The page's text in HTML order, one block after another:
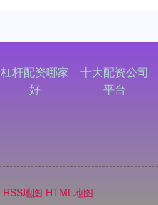
杠杆配资哪家
好
十大配资公司
平台
RSS地图 HTML地图